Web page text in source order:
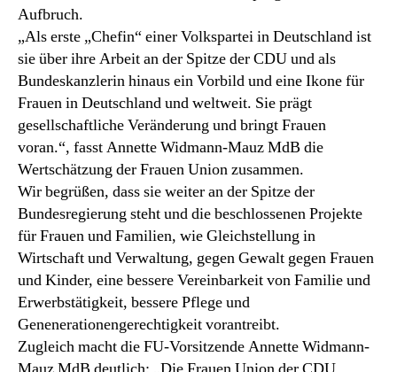
Aufbruch.
„Als erste „Chefin“ einer Volkspartei in Deutschland ist
sie über ihre Arbeit an der Spitze der CDU und als
Bundeskanzlerin hinaus ein Vorbild und eine Ikone für
Frauen in Deutschland und weltweit. Sie prägt
gesellschaftliche Veränderung und bringt Frauen
voran.“, fasst Annette Widmann-Mauz MdB die
Wertschätzung der Frauen Union zusammen.
Wir begrüßen, dass sie weiter an der Spitze der
Bundesregierung steht und die beschlossenen Projekte
für Frauen und Familien, wie Gleichstellung in
Wirtschaft und Verwaltung, gegen Gewalt gegen Frauen
und Kinder, eine bessere Vereinbarkeit von Familie und
Erwerbstätigkeit, bessere Pflege und
Genenerationengerechtigkeit vorantreibt.
Zugleich macht die FU-Vorsitzende Annette Widmann-